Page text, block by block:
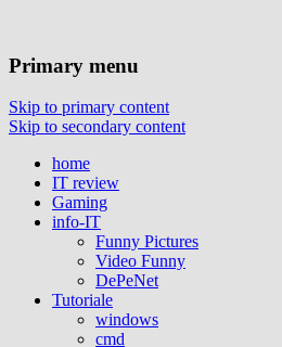
Primary menu
Skip to primary content
Skip to secondary content
home
IT review
Gaming
info-IT
Funny Pictures
Video Funny
DePeNet
Tutoriale
windows
cmd